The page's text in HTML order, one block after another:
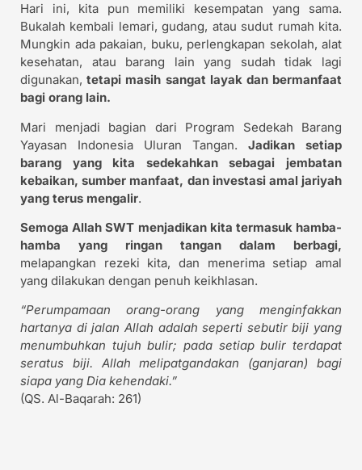
Hari ini, kita pun memiliki kesempatan yang sama.
Bukalah kembali lemari, gudang, atau sudut rumah kita.
Mungkin ada pakaian, buku, perlengkapan sekolah, alat
kesehatan, atau barang lain yang sudah tidak lagi
digunakan,tetapi masih sangat layak dan bermanfaat
bagi orang lain.
Mari menjadi bagian dari Program Sedekah Barang
Yayasan Indonesia Uluran Tangan. Jadikan setiap
barang yang kita sedekahkan sebagai jembatan
kebaikan, sumber manfaat, dan investasi amal jariyah
yang terus mengalir.
Semoga Allah SWT menjadikan kita termasuk hamba-
hamba yang ringan tangan dalam berbagi,
melapangkan rezeki kita, dan menerima setiap amal
yang dilakukan dengan penuh keikhlasan.
“Perumpamaan orang-orang yang menginfakkan
hartanya di jalan Allah adalah seperti sebutir biji yang
menumbuhkan tujuh bulir; pada setiap bulir terdapat
seratus biji. Allah melipatgandakan (ganjaran) bagi
siapa yang Dia kehendaki.”
(QS. Al-Baqarah: 261)